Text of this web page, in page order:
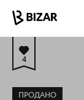
4
ПРОДАНО